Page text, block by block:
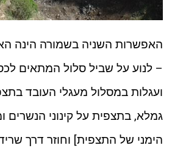
האפשרות השניה בשמורה הינה
– לנוע על שביל סלול המתאים
ועגלות במסלול מעגלי העובד
גמלא, בתצפית על קינוני הנשרים
הימני של התצפית] וחוזר דרך